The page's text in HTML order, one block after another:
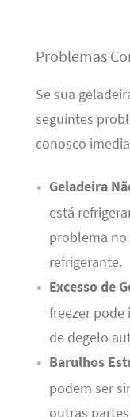
Problemas
Se sua
seguintes
conosco
Geladeira
está
problema no
refrigerante.
Excesso de
freezer pode
de degelo
Barulhos
podem ser
outras